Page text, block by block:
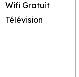
Wifi Gratuit
Télévision